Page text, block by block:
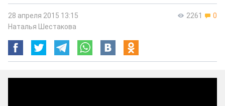
2261 0
28 апреля 2015 13:15
Наталья Шестакова